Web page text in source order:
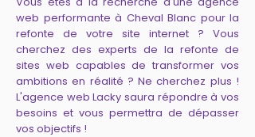
web performante à Cheval Blanc pour la
refonte de votre site internet ? Vous
cherchez des experts de la refonte de
sites web capables de transformer vos
ambitions en réalité ? Ne cherchez plus !
L'agence web Lacky saura répondre à vos
besoins et vous permettra de dépasser
vos objectifs !